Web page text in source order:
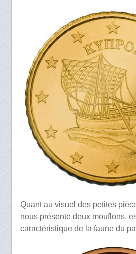
Quant au visuel des petites
nous présente deux mouflons,
caractéristique de la faune du